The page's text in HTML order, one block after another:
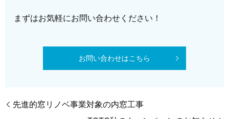
まずはお気軽にお問い合わせください！
お問い合わせはこちら
先進的窓リノベ事業対象の内窓工事